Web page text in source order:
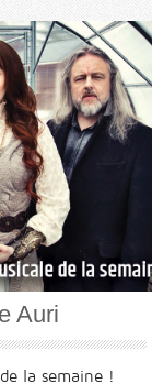
Auri
la semaine !